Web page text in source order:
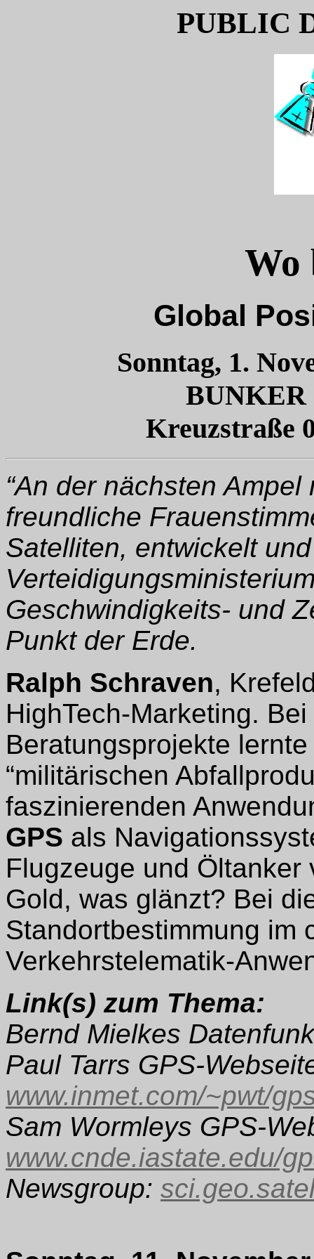
PUBLIC
Wo
Global
Sonntag, 1.
Kreuzstraße
“An der nächsten
freundliche
Satelliten, entwickelt
Geschwindigkeits- und
Punkt der Erde.
Ralph Schraven,
HighTech-Marketing.
Beratungsprojekte
“militärischen
faszinierenden
GPS als
Flugzeuge und
Gold, was glänzt? Bei
Standortbestimmung im
Verkehrstelematik-
Link(s) zum Thema:
Bernd Mielkes
Paul Tarrs GPS-
www.inmet.com/~pwt/
Sam Wormleys GPS-
www.cnde.iastate.edu/
Newsgroup: